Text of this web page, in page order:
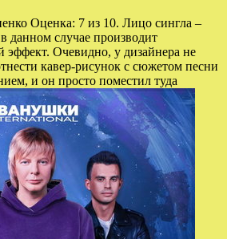
Оценка: 7 из 10. Лицо сингла –
данном случае производит
эффект. Очевидно, у дизайнера не
кавер-рисунок с сюжетом песни
и он просто поместил туда